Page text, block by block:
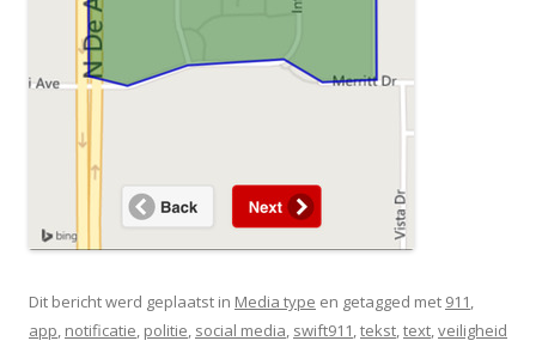
Dit bericht werd geplaatst in Media type en getagged met 911,
app, notificatie, politie, social media, swift911,tekst,text,veiligheid